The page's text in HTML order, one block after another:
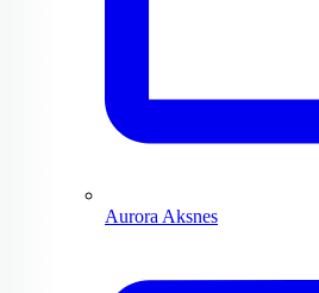
Aurora Aksnes